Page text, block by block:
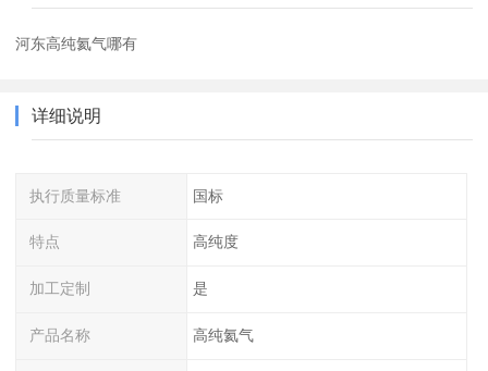
河东高纯氦气哪有
详细说明
执行质量标准 国标
特点 高纯度
加工定制 是
产品名称 高纯氦气